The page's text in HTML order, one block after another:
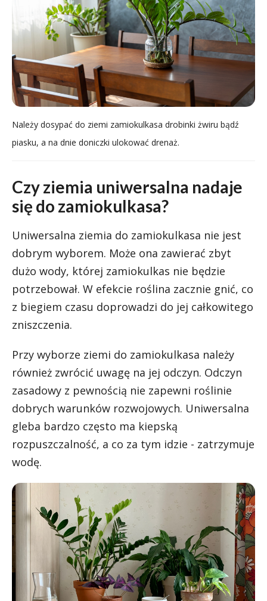
Należy dosypać do ziemi zamiokulkasa drobinki żwiru bądź
piasku, a na dnie doniczki ulokować drenaż.
Czy ziemia uniwersalna nadaje
się do zamiokulkasa?
Uniwersalna ziemia do zamiokulkasa nie jest
dobrym wyborem. Może ona zawierać zbyt
dużo wody, której zamiokulkas nie będzie
potrzebował. W efekcie roślina zacznie gnić, co
z biegiem czasu doprowadzi do jej całkowitego
zniszczenia.
Przy wyborze ziemi do zamiokulkasa należy
również zwrócić uwagę na jej odczyn. Odczyn
zasadowy z pewnością nie zapewni roślinie
dobrych warunków rozwojowych. Uniwersalna
gleba bardzo często ma kiepską
rozpuszczalność, a co za tym idzie - zatrzymuje
wodę.